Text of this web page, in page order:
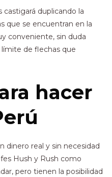
castigará duplicando la
que se encuentran en la
conveniente, sin duda
de flechas que
hacer
dinero real y sin necesidad
Hush y Rush como
pero tienen la posibilidad